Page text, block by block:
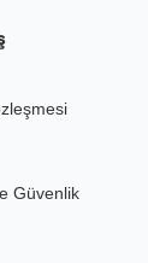
Güvenlik